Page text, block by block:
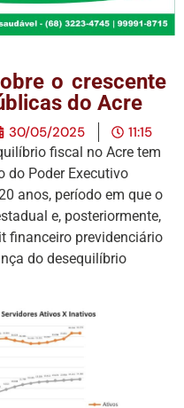
o crescente
do Acre
30/05/2025 11:15
fiscal no Acre tem
do Poder Executivo
anos, período em que o
e, posteriormente,
financeiro previdenciário
do desequilíbrio